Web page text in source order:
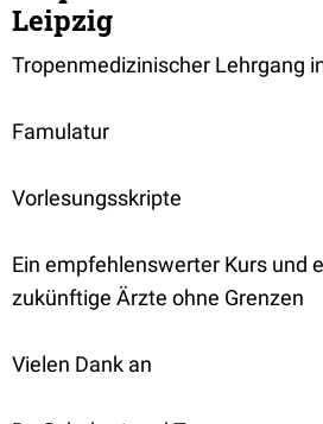
Leipzig
Tropenmedizinischer Lehrgang
Famulatur
Vorlesungsskripte
Ein empfehlenswerter Kurs und
zukünftige Ärzte ohne Grenzen
Vielen Dank an